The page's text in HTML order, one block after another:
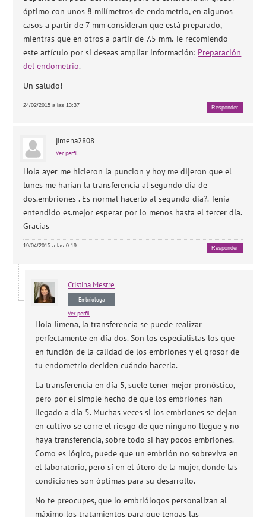
óptimo con unos 8 milímetros de endometrio, en algunos
casos a partir de 7 mm consideran que está preparado,
mientras que en otros a partir de 7.5 mm. Te recomiendo
este artículo por si deseas ampliar información: Preparación
del endometrio.
Un saludo!
24/02/2015 a las 13:37 Responder
jimena2808
Ver perfil
Hola ayer me hicieron la puncion y hoy me dijeron que el
lunes me harian la transferencia al segundo dia de
dos.embriones . Es normal hacerlo al segundo dia?. Tenia
entendido es.mejor esperar por lo menos hasta el tercer dia.
Gracias
19/04/2015 a las 0:19 Responder
Cristina Mestre
Embrióloga
Ver perfil
Hola Jimena, la transferencia se puede realizar
perfectamente en día dos. Son los especialistas los que
en función de la calidad de los embriones y el grosor de
tu endometrio deciden cuándo hacerla.
La transferencia en día 5, suele tener mejor pronóstico,
pero por el simple hecho de que los embriones han
llegado a día 5. Muchas veces si los embriones se dejan
en cultivo se corre el riesgo de que ninguno llegue y no
haya transferencia, sobre todo si hay pocos embriones.
Como es lógico, puede que un embrión no sobreviva en
el laboratorio, pero sí en el útero de la mujer, donde las
condiciones son óptimas para su desarrollo.
No te preocupes, que lo embriólogos personalizan al
máximo los tratamientos para que tengas las